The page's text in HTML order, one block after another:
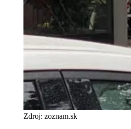
Zdroj: zoznam.sk